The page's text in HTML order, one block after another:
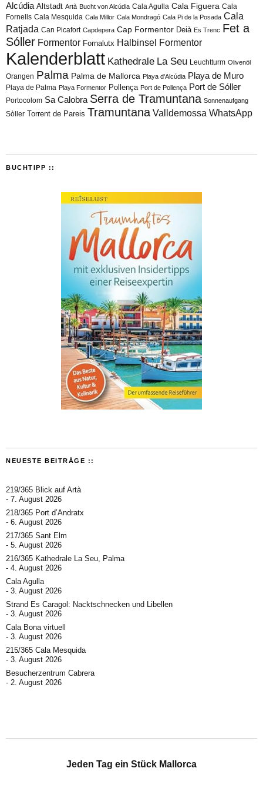
Alcúdia Altstadt Artà Bucht von Alcúdia Cala Agulla Cala Figuera Cala
Fornells Cala Mesquida Cala Millor Cala Mondragó Cala Pi de la Posada Cala
Ratjada Can Picafort Capdepera Cap Formentor Deià Es Trenc Fet a
Sóller Formentor Fornalutx Halbinsel Formentor
Kalenderblatt Kathedrale La Seu Leuchtturm Olivenöl
Orangen Palma Palma de Mallorca Playa d'Alcúdia Playa de Muro
Playa de Palma Playa Formentor Pollença Port de Pollença Port de Sóller
Portocolom Sa Calobra Serra de Tramuntana Sonnenaufgang
Sòller Torrent de Pareis Tramuntana Valldemossa WhatsApp
BUCHTIPP ::
NEUESTE BEITRÄGE ::
219/365 Blick auf Artà
7. August 2026
218/365 Port d’Andratx
6. August 2026
217/365 Sant Elm
5. August 2026
216/365 Kathedrale La Seu, Palma
4. August 2026
Cala Agulla
3. August 2026
Strand Es Caragol: Nacktschnecken und Libellen
3. August 2026
Cala Bona virtuell
3. August 2026
215/365 Cala Mesquida
3. August 2026
Besucherzentrum Cabrera
2. August 2026
Jeden Tag ein Stück Mallorca